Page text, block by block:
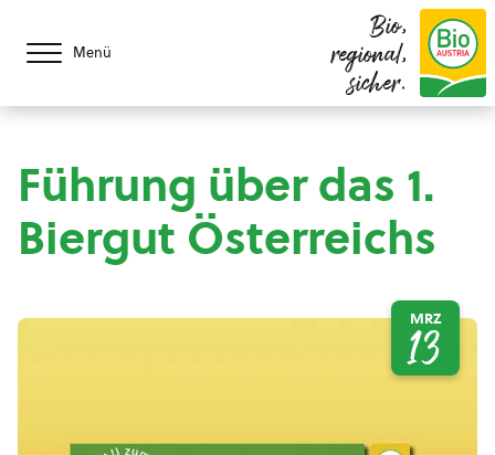
Menü
Bio,
regional,
sicher.
Führung über das 1.
Biergut Österreichs
MRZ
13